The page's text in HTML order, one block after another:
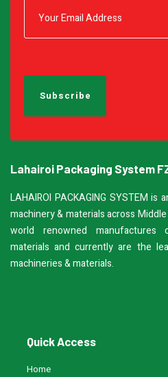
Lahairoi Packaging System
LAHAIROI PACKAGING SYSTEM
machinery & materials across
world renowned manufactures
materials and currently are the
machineries & materials.
Quick Access
Home